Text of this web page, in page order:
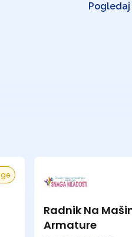
Radnik Na
Armature